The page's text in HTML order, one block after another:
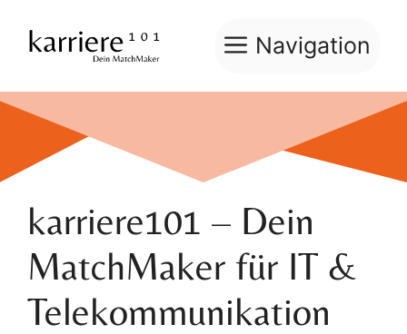
Inhalt
springen
Navigation
karriere101 – Dein
MatchMaker für IT &
Telekommunikation